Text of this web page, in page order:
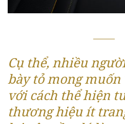
Cụ thể, nhiều
bày tỏ mong muốn
với cách thể hiện
thương hiệu ít